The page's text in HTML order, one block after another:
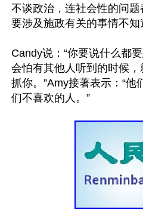
不谈政治，连社会性的问
要涉及施政有关的事情不知
Candy说：“你要说什么都
会怕有其他人听到的时候
抓你。”Amy接著表示：“
们不喜欢的人。”